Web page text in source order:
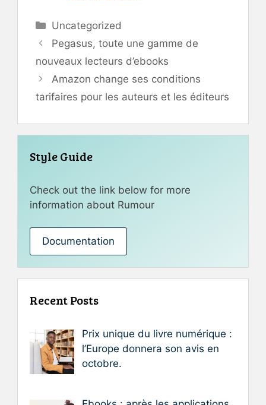
Catégories
Uncategorized
Pegasus, toute une gamme de
nouveaux lecteurs d’ebooks
Amazon change ses conditions
tarifaires pour les auteurs et les éditeurs
Style Guide
Check out the link below for more
information about Rumour
Documentation
Recent Posts
Prix unique du livre numérique :
l’Europe donnera son avis en
octobre.